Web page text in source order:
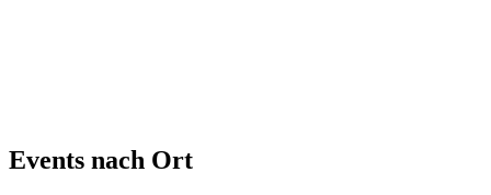
Events nach Ort